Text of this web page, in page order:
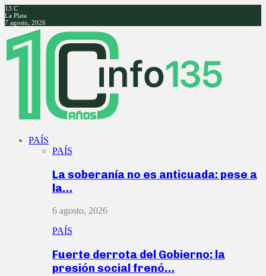
13 C
La Plata
7 agosto, 2026
Facebook
Twitter
Instagram
Youtube
PAÍS
PAÍS
La soberanía no es anticuada: pese a
la…
6 agosto, 2026
PAÍS
Fuerte derrota del Gobierno: la
presión social frenó…